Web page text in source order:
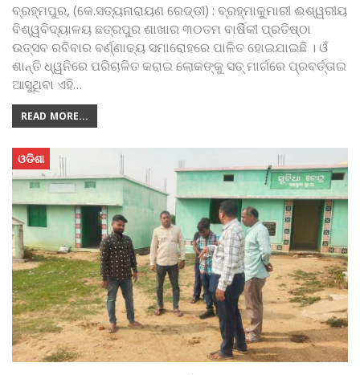
ବ୍ରହ୍ମପୁର, (କେ.ସତ୍ୟନାରାୟଣ ରେଡ୍ଡୀ) : ବ୍ରହ୍ମାକୁମାରୀ ଈଶ୍ୱରୀୟ
ବିଶ୍ୱବିଦ୍ୟାଳୟ ଛତ୍ରପୁର ଶାଖାର ୩୦ତମ ବାର୍ଷିକୀ ପ୍ରତିଷ୍ଠା
ଉତ୍ସବ ରବିବାର ବର୍ଣ୍ଣାଢ୍ୟ ସମାରୋହରେ ପାଳିତ ହୋଇଯାଇଛି । ଓଁ
ଶାନ୍ତି ଧ୍ୱନିରେ ପରିଚାଳିତ କରାଇ ଲୋକଙ୍କୁ ସତ୍ ମାର୍ଗରେ ପ୍ରବର୍ତ୍ତାଇ
ଆସୁଥିବା ଏହି…
READ MORE...
ଓଡିଶା